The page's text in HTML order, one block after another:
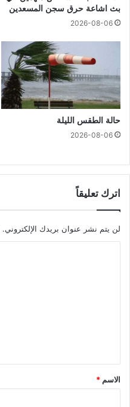
بث اشاعة حرق سجن المسعدين
2026-08-06
حالة الطقس الليلة
2026-08-06
اترك تعليقاً
لن يتم نشر عنوان بريدك الإلكتروني.
*
الاسم *